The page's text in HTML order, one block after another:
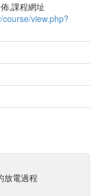
,課程網址
view.php?
放電過程